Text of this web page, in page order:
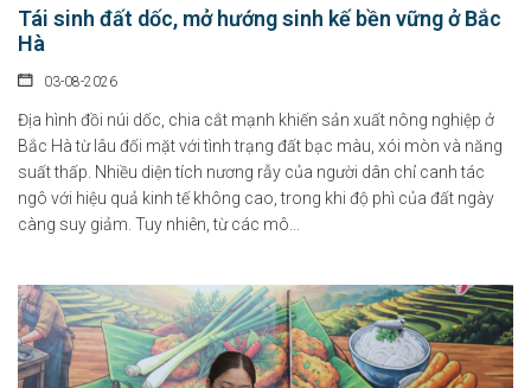
Tái sinh đất dốc, mở hướng sinh kế bền vững ở Bắc
Hà
03-08-2026
Địa hình đồi núi dốc, chia cắt mạnh khiến sản xuất nông nghiệp ở
Bắc Hà từ lâu đối mặt với tình trạng đất bạc màu, xói mòn và năng
suất thấp. Nhiều diện tích nương rẫy của người dân chỉ canh tác
ngô với hiệu quả kinh tế không cao, trong khi độ phì của đất ngày
càng suy giảm. Tuy nhiên, từ các mô...